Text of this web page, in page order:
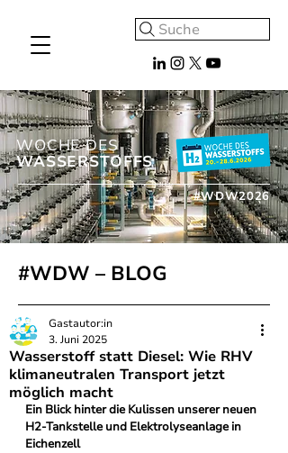
Suche
WOCHE DES
WASSERSTOFFS
#WDW2026
#WDW – BLOG
Wasserstoff statt Diesel: Wie RHV
klimaneutralen Transport jetzt
möglich macht
Gastautor:in
3. Juni 2025
Ein Blick hinter die Kulissen unserer neuen
H2-Tankstelle und Elektrolyseanlage in
Eichenzell